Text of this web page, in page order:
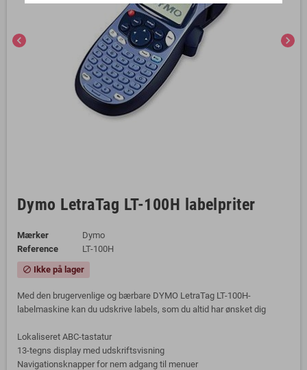
chevron_left chevron_right
Dymo LetraTag LT-100H labelpriter
Mærker
Dymo
Reference
LT-100H
block Ikke på lager
Med den brugervenlige og bærbare DYMO LetraTag LT-100H-
labelmaskine kan du udskrive labels, som du altid har ønsket dig
Lokaliseret ABC-tastatur
13-tegns display med udskriftsvisning
Navigationsknapper for nem adgang til menuer